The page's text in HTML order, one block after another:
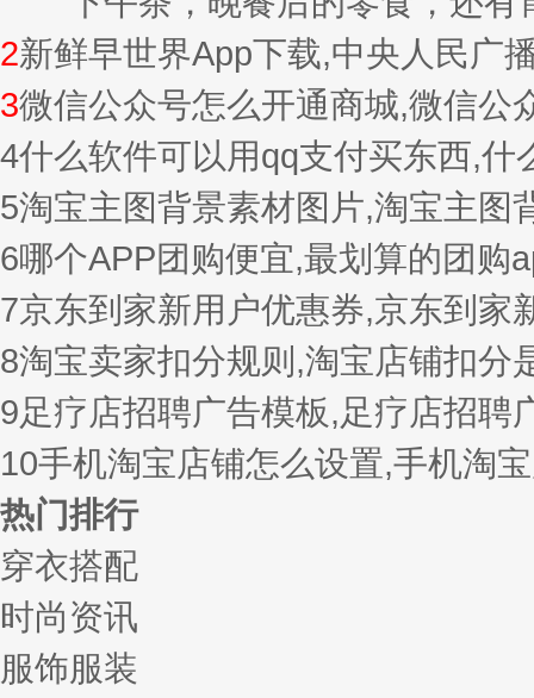
2新鲜早世界App下载,中央人民广
3微信公众号怎么开通商城,微信公
4什么软件可以用qq支付买东西,什
5淘宝主图背景素材图片,淘宝主图
6哪个APP团购便宜,最划算的团购
7京东到家新用户优惠券,京东到家
8淘宝卖家扣分规则,淘宝店铺扣分
9足疗店招聘广告模板,足疗店招聘
10手机淘宝店铺怎么设置,手机淘
热门排行
穿衣搭配
时尚资讯
服饰服装